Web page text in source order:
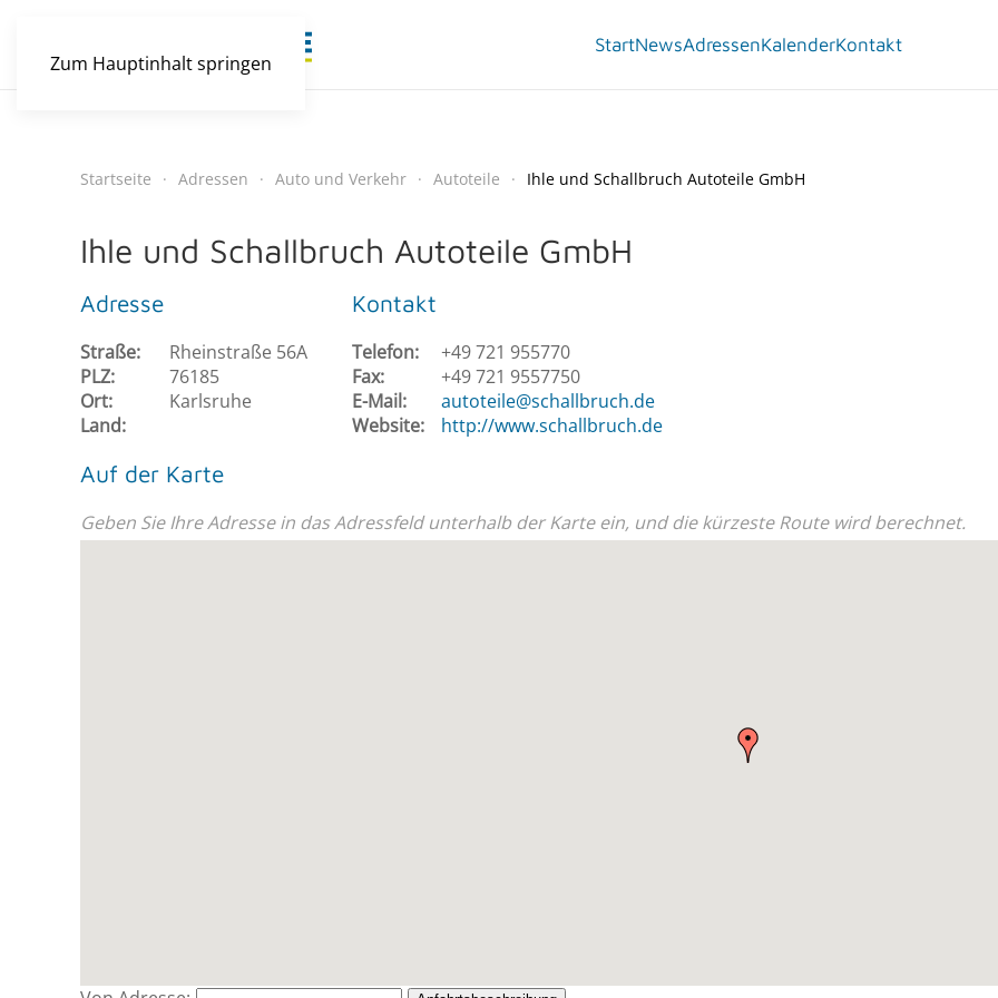
Zum Hauptinhalt springen
StartNewsAdressenKalenderKontakt
Startseite Adressen Auto und Verkehr Autoteile Ihle und Schallbruch Autoteile GmbH
Ihle und Schallbruch Autoteile GmbH
Adresse
Straße:
Rheinstraße 56A
PLZ:
76185
Ort:
Karlsruhe
Land:
Kontakt
Telefon:
+49 721 955770
Fax:
+49 721 9557750
E-Mail:
autoteile@schallbruch.de
Website:
http://www.schallbruch.de
Auf der Karte
Geben Sie Ihre Adresse in das Adressfeld unterhalb der Karte ein, und die kürzeste Route wird berechnet.